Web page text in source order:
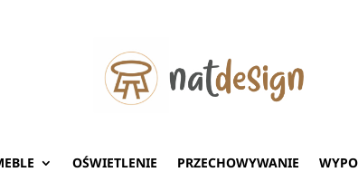
OŚWIETLENIE PRZECHOWYWANIE